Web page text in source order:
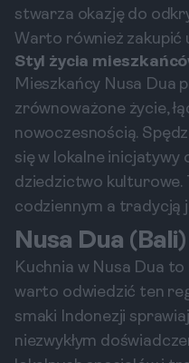
stwarza okazję do
Warto również zakupić
Styl życia
Mieszkańcy Nusa Dua
zrównoważone życie,
nowoczesnością.
się w lokalne inicjatywy
dziedzictwo kulturowe.
codziennym a tradycją
Nusa Dua
Kuchnia w Nusa Dua
warto odwiedzić ten
smaki Indonezji
niezwykłym